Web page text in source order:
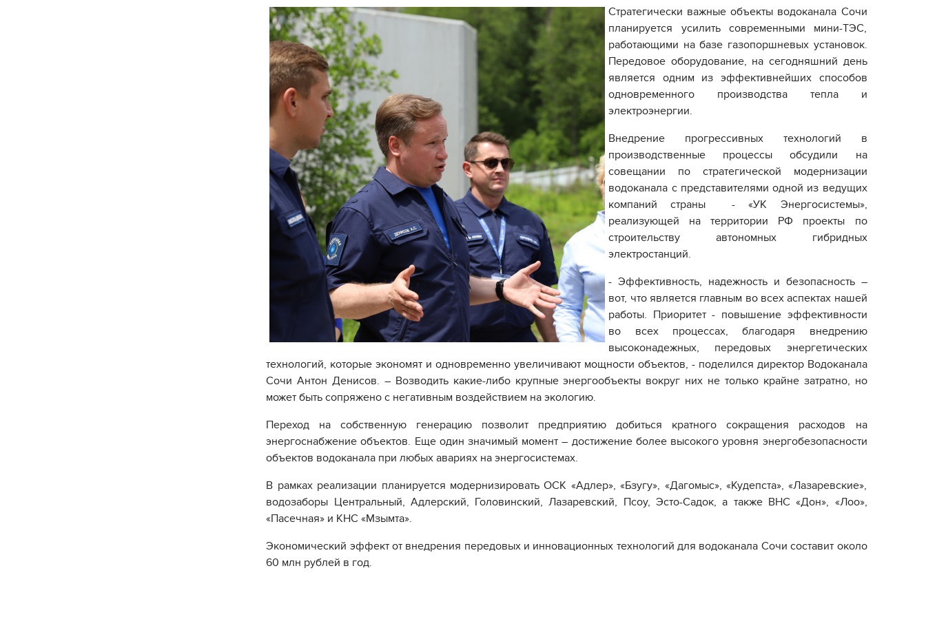
Стратегически важные объекты водоканала Сочи
планируется усилить современными мини-ТЭС,
работающими на базе газопоршневых установок.
Передовое оборудование, на сегодняшний день
является одним из эффективнейших способов
одновременного производства тепла и
электроэнергии.
Внедрение прогрессивных технологий в
производственные процессы обсудили на
совещании по стратегической модернизации
водоканала с представителями одной из ведущих
компаний страны - «УК Энергосистемы»,
реализующей на территории РФ проекты по
строительству автономных гибридных
электростанций.
- Эффективность, надежность и безопасность –
вот, что является главным во всех аспектах нашей
работы. Приоритет - повышение эффективности
во всех процессах, благодаря внедрению
высоконадежных, передовых энергетических
технологий, которые экономят и одновременно увеличивают мощности объектов, - поделился директор Водоканала
Сочи Антон Денисов. – Возводить какие-либо крупные энергообъекты вокруг них не только крайне затратно, но
может быть сопряжено с негативным воздействием на экологию.
Переход на собственную генерацию позволит предприятию добиться кратного сокращения расходов на
энергоснабжение объектов. Еще один значимый момент – достижение более высокого уровня энергобезопасности
объектов водоканала при любых авариях на энергосистемах.
В рамках реализации планируется модернизировать ОСК «Адлер», «Бзугу», «Дагомыс», «Кудепста», «Лазаревские»,
водозаборы Центральный, Адлерский, Головинский, Лазаревский, Псоу, Эсто-Садок, а также ВНС «Дон», «Лоо»,
«Пасечная» и КНС «Мзымта».
Экономический эффект от внедрения передовых и инновационных технологий для водоканала Сочи составит около
60 млн рублей в год.